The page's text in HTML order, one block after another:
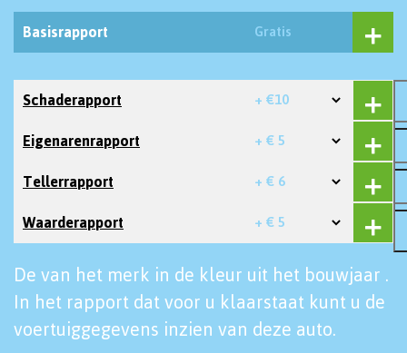
Basisrapport Gratis
Schaderapport + €10
Eigenarenrapport + € 5
Tellerrapport + € 6
Waarderapport + € 5
De van het merk in de kleur uit het bouwjaar .
In het rapport dat voor u klaarstaat kunt u de
voertuiggegevens inzien van deze auto.